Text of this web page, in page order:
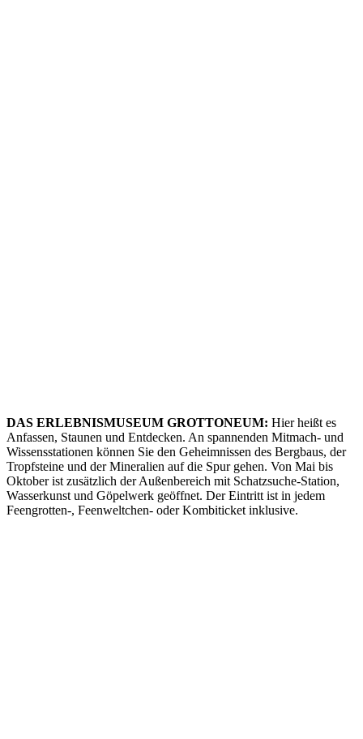
DAS ERLEBNISMUSEUM GROTTONEUM: Hier heißt es
Anfassen, Staunen und Entdecken. An spannenden Mitmach- und
Wissensstationen können Sie den Geheimnissen des Bergbaus, der
Tropfsteine und der Mineralien auf die Spur gehen. Von Mai bis
Oktober ist zusätzlich der Außenbereich mit Schatzsuche-Station,
Wasserkunst und Göpelwerk geöffnet. Der Eintritt ist in jedem
Feengrotten-, Feenweltchen- oder Kombiticket inklusive.